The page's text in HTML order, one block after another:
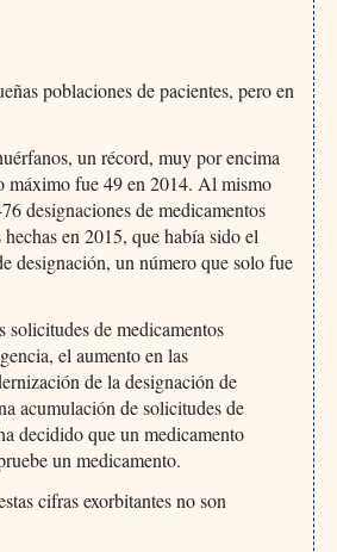
poblaciones de pacientes, pero en
un récord, muy por encima
máximo fue 49 en 2014. Al mismo
designaciones de medicamentos
en 2015, que había sido el
designación, un número que solo fue
de medicamentos
el aumento en las
de la designación de
acumulación de solicitudes de
decidido que un medicamento
un medicamento.
cifras exorbitantes no son